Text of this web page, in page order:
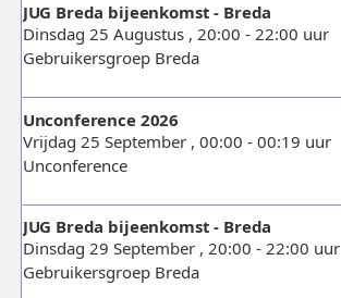
JUG Breda bijeenkomst - Breda
Dinsdag 25 Augustus , 20:00 - 22:00 uur
Gebruikersgroep Breda
Unconference 2026
Vrijdag 25 September , 00:00 - 00:19 uur
Unconference
JUG Breda bijeenkomst - Breda
Dinsdag 29 September , 20:00 - 22:00 uur
Gebruikersgroep Breda